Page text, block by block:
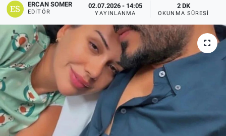
ERCAN SOMER
EDITÖR
02.07.2026 - 14:05
YAYINLANMA
2 DK
OKUNMA SÜRESI